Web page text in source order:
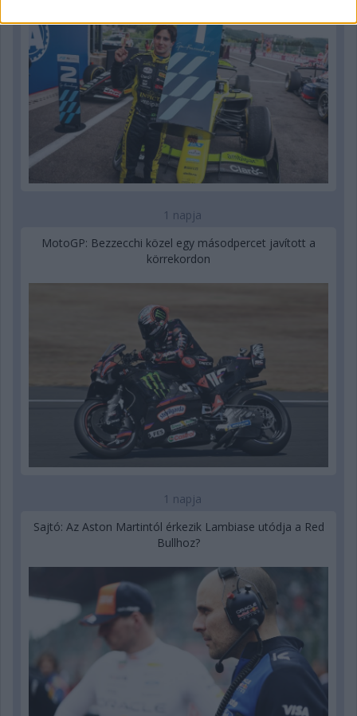
1 napja
MotoGP: Bezzecchi közel egy másodpercet javított a
körrekordon
1 napja
Sajtó: Az Aston Martintól érkezik Lambiase utódja a Red
Bullhoz?